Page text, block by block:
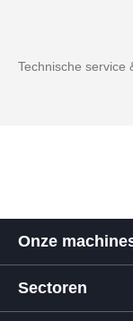
Technische service
Onze
Sectoren